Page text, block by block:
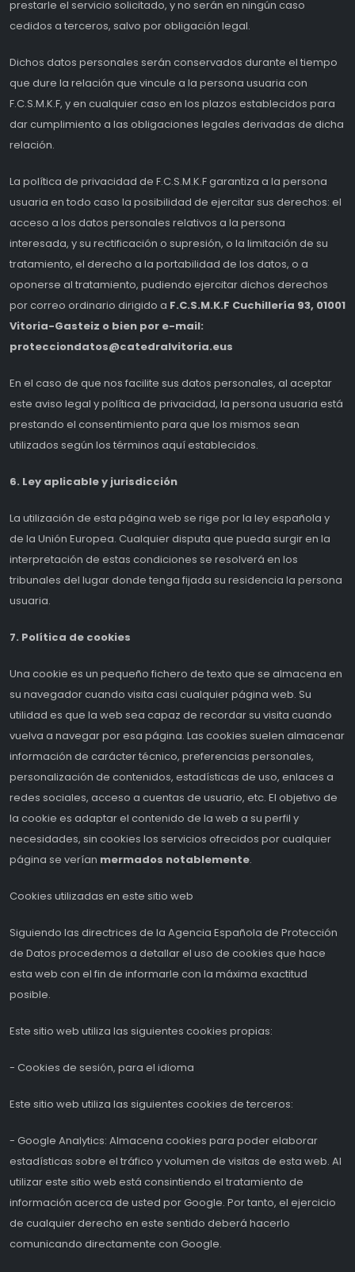
prestarle el servicio solicitado, y no serán en ningún caso
cedidos a terceros, salvo por obligación legal.
Dichos datos personales serán conservados durante el tiempo
que dure la relación que vincule a la persona usuaria con
F.C.S.M.K.F, y en cualquier caso en los plazos establecidos para
dar cumplimiento a las obligaciones legales derivadas de dicha
relación.
La política de privacidad de F.C.S.M.K.F garantiza a la persona
usuaria en todo caso la posibilidad de ejercitar sus derechos: el
acceso a los datos personales relativos a la persona
interesada, y su rectificación o supresión, o la limitación de su
tratamiento, el derecho a la portabilidad de los datos, o a
oponerse al tratamiento, pudiendo ejercitar dichos derechos
por correo ordinario dirigido a F.C.S.M.K.F Cuchillería 93, 01001
Vitoria-Gasteiz o bien por e-mail:
protecciondatos@catedralvitoria.eus
En el caso de que nos facilite sus datos personales, al aceptar
este aviso legal y política de privacidad, la persona usuaria está
prestando el consentimiento para que los mismos sean
utilizados según los términos aquí establecidos.
6. Ley aplicable y jurisdicción
La utilización de esta página web se rige por la ley española y
de la Unión Europea. Cualquier disputa que pueda surgir en la
interpretación de estas condiciones se resolverá en los
tribunales del lugar donde tenga fijada su residencia la persona
usuaria.
7. Política de cookies
Una cookie es un pequeño fichero de texto que se almacena en
su navegador cuando visita casi cualquier página web. Su
utilidad es que la web sea capaz de recordar su visita cuando
vuelva a navegar por esa página. Las cookies suelen almacenar
información de carácter técnico, preferencias personales,
personalización de contenidos, estadísticas de uso, enlaces a
redes sociales, acceso a cuentas de usuario, etc. El objetivo de
la cookie es adaptar el contenido de la web a su perfil y
necesidades, sin cookies los servicios ofrecidos por cualquier
página se verían mermados notablemente.
Cookies utilizadas en este sitio web
Siguiendo las directrices de la Agencia Española de Protección
de Datos procedemos a detallar el uso de cookies que hace
esta web con el fin de informarle con la máxima exactitud
posible.
Este sitio web utiliza las siguientes cookies propias:
- Cookies de sesión, para el idioma
Este sitio web utiliza las siguientes cookies de terceros:
- Google Analytics: Almacena cookies para poder elaborar
estadísticas sobre el tráfico y volumen de visitas de esta web. Al
utilizar este sitio web está consintiendo el tratamiento de
información acerca de usted por Google. Por tanto, el ejercicio
de cualquier derecho en este sentido deberá hacerlo
comunicando directamente con Google.